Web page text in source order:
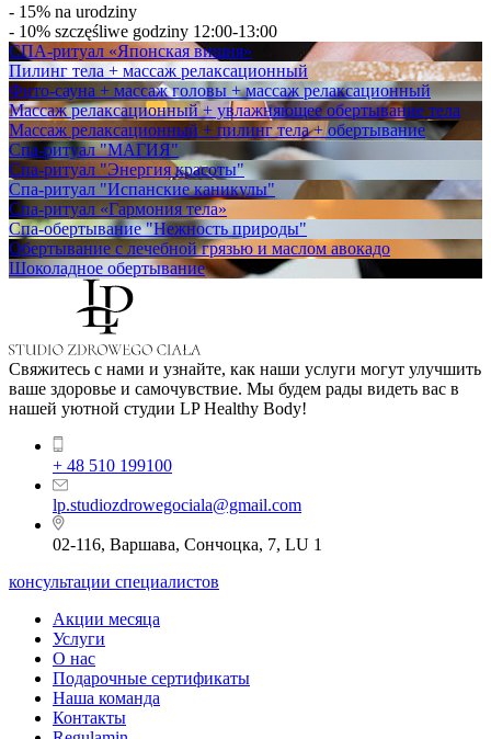
- 15% na urodziny
- 10% szczęśliwe godziny 12:00-13:00
СПА-ритуал «Японская вишня»
Пилинг тела + массаж релаксационный
Фито-сауна + массаж головы + массаж релаксационный
Массаж релаксационный + увлажняющее обертывание тела
Массаж релаксационный + пилинг тела + обертывание
Спа-ритуал "МАГИЯ"
Спа-ритуал "Энергия красоты"
Спа-ритуал "Испанские каникулы"
Спа-ритуал «Гармония тела»
Спа-обертывание "Нежность природы"
Обертывание с лечебной грязью и маслом авокадо
Шоколадное обертывание
Свяжитесь с нами и узнайте, как наши услуги могут улучшить
ваше здоровье и самочувствие. Мы будем рады видеть вас в
нашей уютной студии LP Healthy Body!
+ 48 510 199100
lp.studiozdrowegociala@gmail.com
02-116, Варшава, Сончоцка, 7, LU 1
консультации специалистов
Акции месяца
Услуги
О нас
Подарочные сертификаты
Наша команда
Контакты